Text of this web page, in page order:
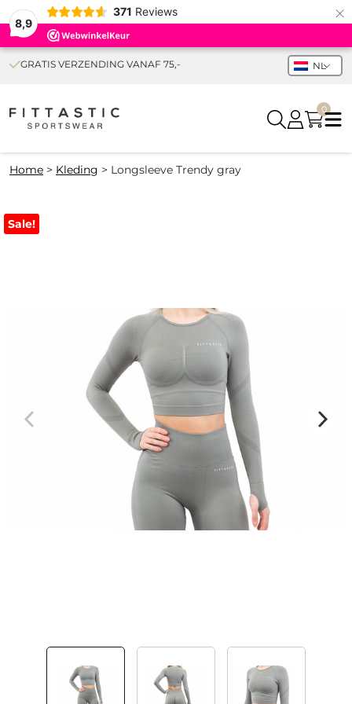
8,9
371 Reviews ×
GRATIS VERZENDING VANAF 75,- NL
0
Home > Kleding > Longsleeve Trendy gray
Sale!